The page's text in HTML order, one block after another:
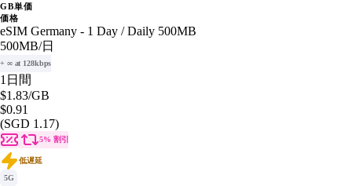
GB単価
価格
eSIM Germany - 1 Day / Daily 500MB
500MB/日
+ ∞ at 128kbps
1日間
$1.83/GB
$0.91
(SGD 1.17)
5% 割引
低遅延
5G